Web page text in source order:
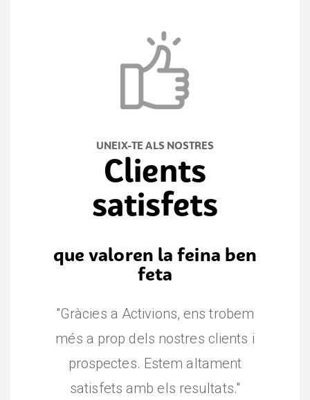
UNEIX-TE ALS NOSTRES
Clients
satisfets
que valoren la feina ben
feta
"Gràcies a Activions, ens trobem
més a prop dels nostres clients i
prospectes. Estem altament
satisfets amb els resultats."